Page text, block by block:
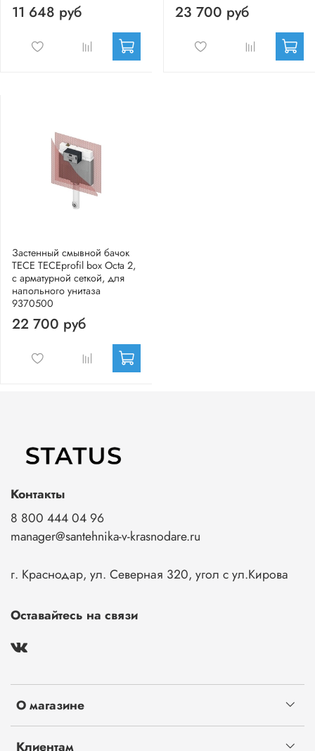
11 648 руб 23 700 руб
Застенный смывной бачок
TECE TECEprofil box Octa 2,
с арматурной сеткой, для
напольного унитаза
9370500
22 700 руб
О магазине
Клиентам
Контакты
8 800 444 04 96
manager@santehnika-v-krasnodare.ru
г. Краснодар, ул. Северная 320, угол с ул.Кирова
Оставайтесь на связи